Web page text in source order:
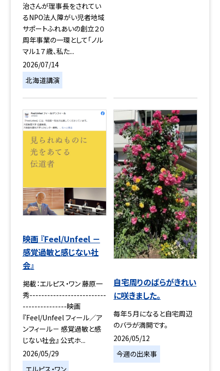
治さんが理事長をされてい
るNPO法人障がい児者地域
サポートふれあいの創立２０
周年事業の一環として「ノル
マル１７歳、私た...
2026/07/14
北海道講演
映画 『Feel/Unfeel －
感覚過敏と感じない社
会』
掲載：エルピス・ワン 藤原一
秀--------------------------
---------------映画
『Feel/Unfeel フィール／ア
ンフィール－ 感覚過敏と感
じない社会』 公式ホ...
2026/05/29
エルピス・ワン
自宅周りのばらがきれい
に咲きました。
毎年５月になると自宅周辺
のバラが満開です。
2026/05/12
今週の出来事